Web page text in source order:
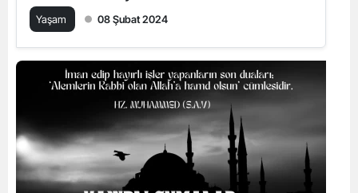
Yaşam 08 Şubat 2024